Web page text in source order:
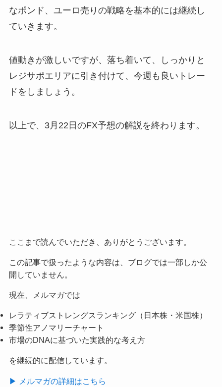
なポンド、ユーロ売りの戦略を基本的には継続し
ていきます。
値動きが激しいですが、落ち着いて、しっかりと
レジサポエリアに引き付けて、今週も良いトレー
ドをしましょう。
以上で、3月22日のFX予想の解説を終わります。
ここまで読んでいただき、ありがとうございます。
この記事で扱ったような内容は、ブログでは一部しか公
開していません。
現在、メルマガでは
レラティブストレングスランキング（日本株・米国株）
季節性アノマリーチャート
市場のDNAに基づいた実践的な考え方
を継続的に配信しています。
▶ メルマガの詳細はこちら